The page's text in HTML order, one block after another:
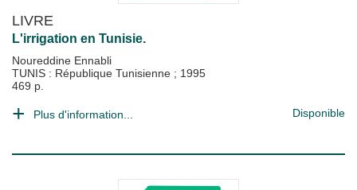
LIVRE
L'irrigation en Tunisie.
Noureddine Ennabli
TUNIS : République Tunisienne ; 1995
469 p.
Plus d'information... Disponible